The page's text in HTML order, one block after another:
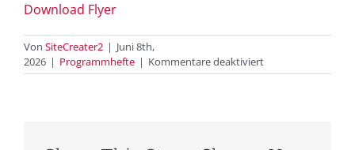
Download Flyer
Von SiteCreater2 | Juni 8th,
2026 | Programmhefte | Kommentare deaktiviertfür
Theater